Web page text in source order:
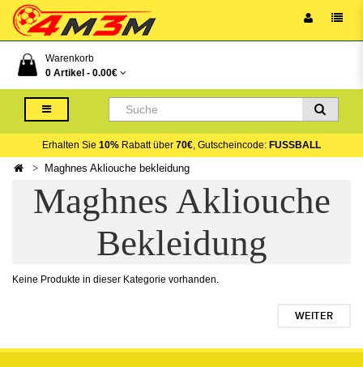
Warenkorb
0 Artikel - 0.00€
Erhalten Sie 10% Rabatt über 70€, Gutscheincode: FUSSBALL
Maghnes Akliouche bekleidung
Maghnes Akliouche
Bekleidung
Keine Produkte in dieser Kategorie vorhanden.
WEITER